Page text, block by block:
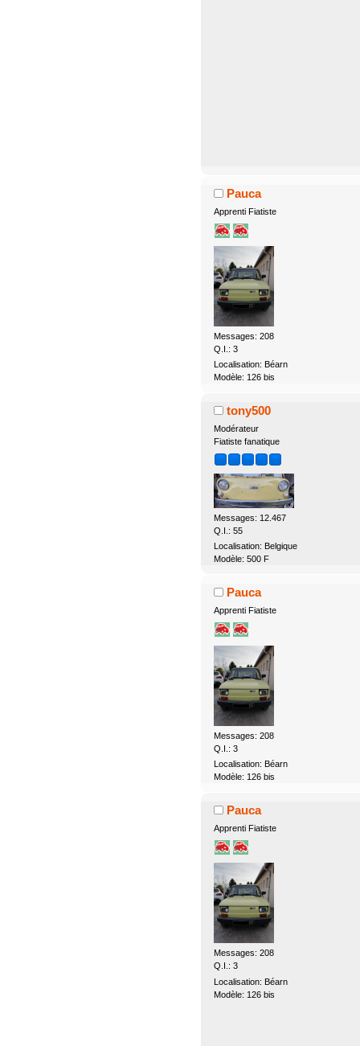
Pauca
Apprenti Fiatiste
Messages: 208
Q.I.: 3
Localisation: Béarn
Modèle: 126 bis
tony500
Modérateur
Fiatiste fanatique
Messages: 12.467
Q.I.: 55
Localisation: Belgique
Modèle: 500 F
Pauca
Apprenti Fiatiste
Messages: 208
Q.I.: 3
Localisation: Béarn
Modèle: 126 bis
Pauca
Apprenti Fiatiste
Messages: 208
Q.I.: 3
Localisation: Béarn
Modèle: 126 bis